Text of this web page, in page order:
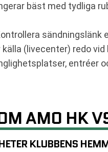
bäst med tydliga
sändningslänk
(livecenter) redo vid
entréer
AMO HK
KLUBBENS